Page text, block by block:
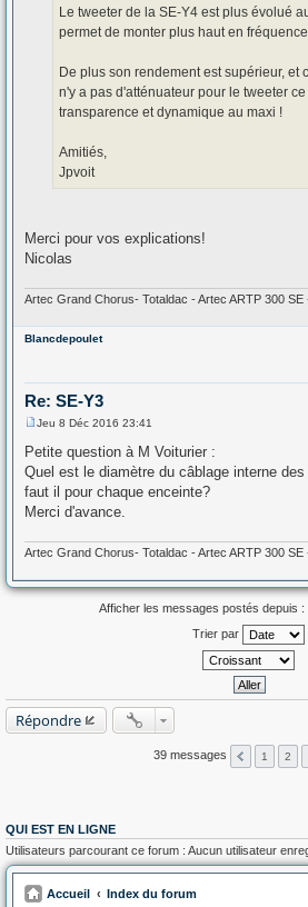
Le tweeter de la SE-Y4 est plus évolué
permet de monter plus haut en
De plus son rendement est supérieur, et
n'y a pas d'atténuateur pour le tweeter
transparence et dynamique au maxi !
Amitiés,
Jpvoit
Merci pour vos explications!
Nicolas
Artec Grand Chorus- Totaldac - Artec ARTP 300 SE
Blancdepoulet
Re: SE-Y3
s
s
g
e
Jeu 8 Déc 2016 23:41
Petite question à M Voiturier :
Quel est le diamètre du câblage interne
faut il pour chaque enceinte?
Merci d'avance.
Artec Grand Chorus- Totaldac - Artec ARTP 300 SE
Afficher les messages postés depuis :
Trier par
Répondre
39 messages 1 2
QUI EST EN LIGNE
Utilisateurs parcourant ce forum : Aucun utilisateur
Accueil Index du forum